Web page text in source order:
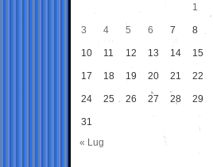
1
3 4 5 6 7 8
10 11 12 13 14 15
17 18 19 20 21 22
24 25 26 27 28 29
31
« Lug